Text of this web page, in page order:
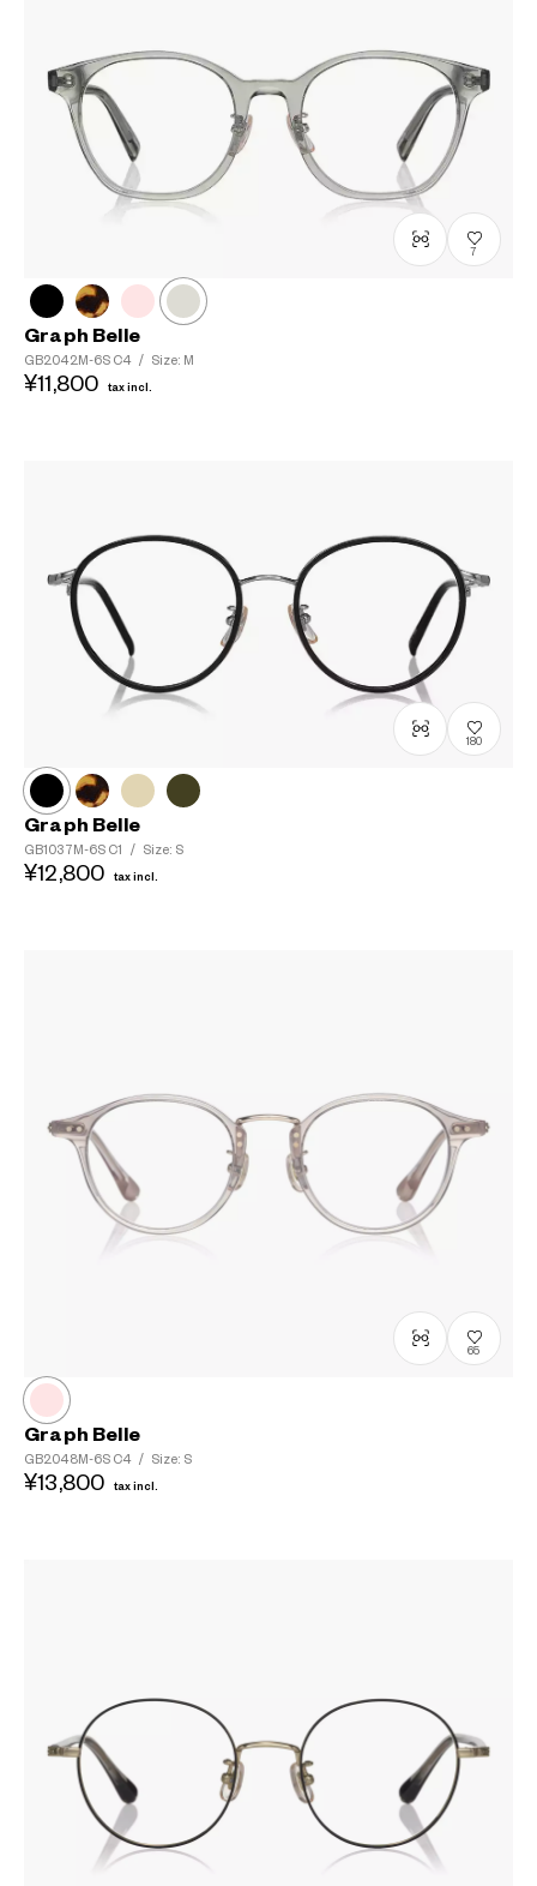
7
Graph Belle
GB2042M-6S C4 / Size: M
¥11,800 tax incl.
180
Graph Belle
GB1037M-6S C1 / Size: S
¥12,800 tax incl.
65
Graph Belle
GB2048M-6S C4 / Size: S
¥13,800 tax incl.